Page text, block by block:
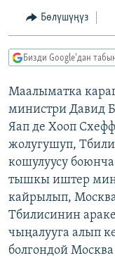
МАДАНИЯТ
ТВ ПРОГРАММАЛАР
ЭКСПЕРТТЕР ТАЛДАЙТ
БИЗ ЖАНА ДҮЙНӨ
ДАНИСТЕ
ЭЖЕ-СИҢДИЛЕР
АЗАТТЫК+
ЫҢГАЙСЫЗ СУРООЛОР
ӨЗГӨЧӨ ПИКИР
Русский
ОНЛАЙН ШЕРИНЕ
ЭЕ/АРнун
Бөлүшүңүз
Бизди Google'дан
Маалыматка
министри Давид
Яап де Хооп
жолугушуп,
кошулуусу
тышкы иштер
кайрылып,
Тбилисинин
чыңалууга алып
болгондой